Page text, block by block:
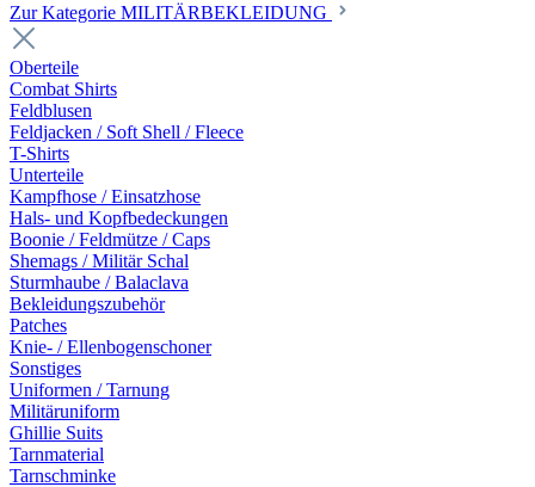
Zur Kategorie MILITÄRBEKLEIDUNG
Oberteile
Combat Shirts
Feldblusen
Feldjacken / Soft Shell / Fleece
T-Shirts
Unterteile
Kampfhose / Einsatzhose
Hals- und Kopfbedeckungen
Boonie / Feldmütze / Caps
Shemags / Militär Schal
Sturmhaube / Balaclava
Bekleidungszubehör
Patches
Knie- / Ellenbogenschoner
Sonstiges
Uniformen / Tarnung
Militäruniform
Ghillie Suits
Tarnmaterial
Tarnschminke